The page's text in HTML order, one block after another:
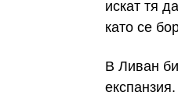
искат тя
като се
В Ливан